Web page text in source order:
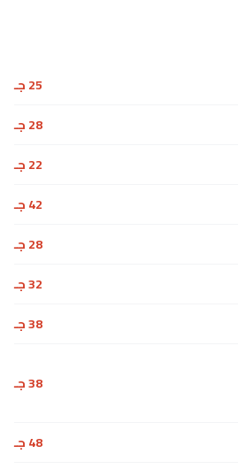
25 جـ
28 جـ
22 جـ
42 جـ
28 جـ
32 جـ
38 جـ
38 جـ
48 جـ